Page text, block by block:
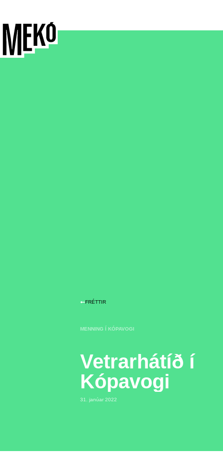
FRÉTTIR
MENNING Í KÓPAVOGI
Vetrarhátíð í
Kópavogi
31. janúar 2022